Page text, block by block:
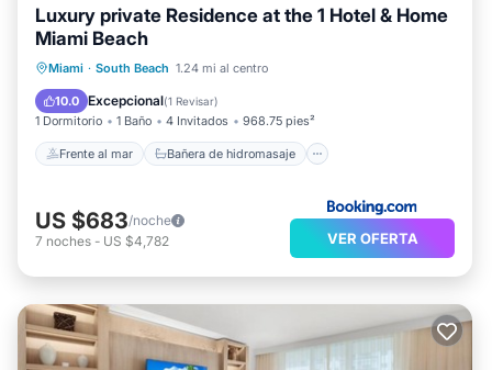
Luxury private Residence at the 1 Hotel & Home
Miami Beach
Miami · South Beach 1.24 mi al centro
10.0 Excepcional(1 Revisar)
1 Dormitorio 1 Baño 4 Invitados 968.75 pies²
Frente al mar Bañera de hidromasaje
Frente al mar
Bañera de hidromasaje
Aparcamiento
US $683/noche
7 noches - US $4,782 VER OFERTA